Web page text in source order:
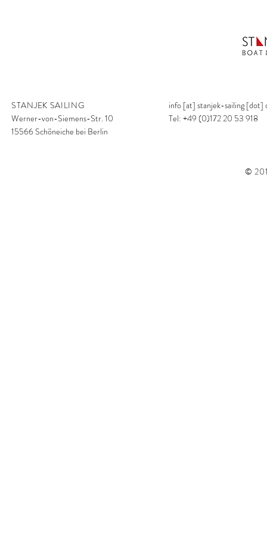
STANJEK SAILING
Werner-von-Siemens-Str. 10
15566 Schöneiche bei Berlin
info [at] stanjek-sailing [dot]
Tel: +49 (0)172 20 53 918
©